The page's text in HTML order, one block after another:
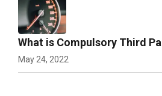
What is Compulsory Third
May 24, 2022